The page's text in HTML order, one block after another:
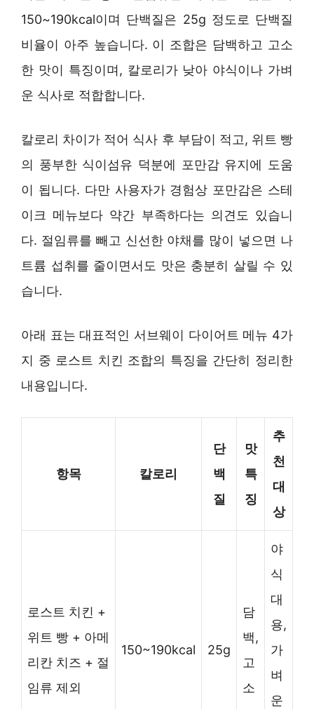
150~190kcal이며 단백질은 25g 정도로 단백질
비율이 아주 높습니다. 이 조합은 담백하고 고소
한 맛이 특징이며, 칼로리가 낮아 야식이나 가벼
운 식사로 적합합니다.
칼로리 차이가 적어 식사 후 부담이 적고, 위트 빵
의 풍부한 식이섬유 덕분에 포만감 유지에 도움
이 됩니다. 다만 사용자가 경험상 포만감은 스테
이크 메뉴보다 약간 부족하다는 의견도 있습니
다. 절임류를 빼고 신선한 야채를 많이 넣으면 나
트륨 섭취를 줄이면서도 맛은 충분히 살릴 수 있
습니다.
아래 표는 대표적인 서브웨이 다이어트 메뉴 4가
지 중 로스트 치킨 조합의 특징을 간단히 정리한
내용입니다.
항목 칼로리
단
백
질
맛
특
징
추
천
대
상
로스트 치킨 +
위트 빵 + 아메
리칸 치즈 + 절
임류 제외
150~190kcal 25g
담
백,
고
소
야
식
대
용,
가
벼
운